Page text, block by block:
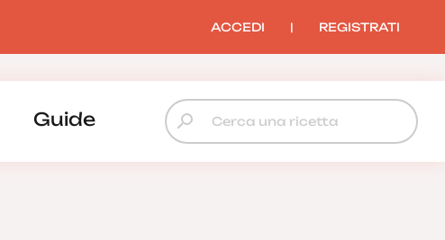
ACCEDI | REGISTRATI
Guide